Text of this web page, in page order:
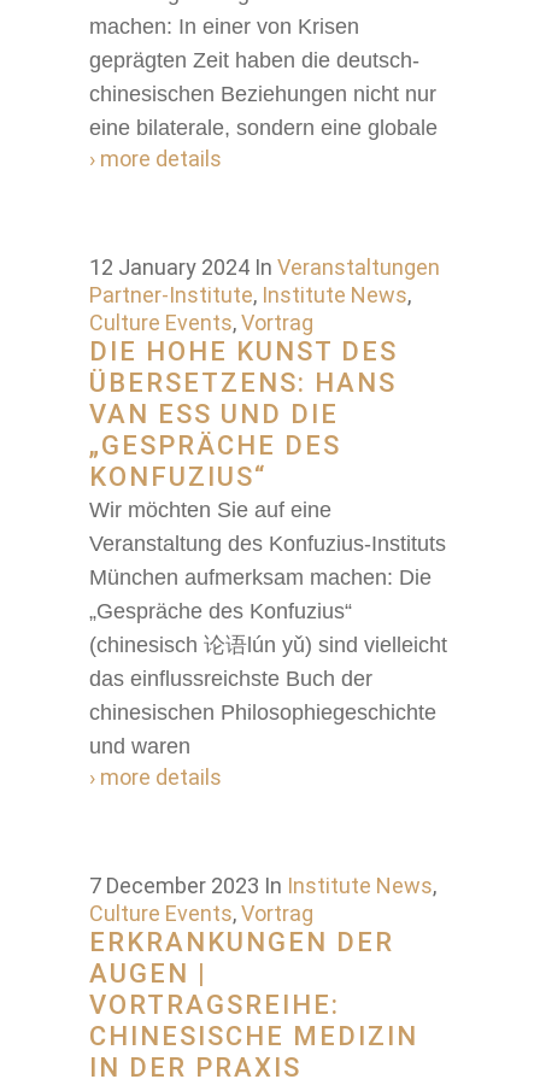
machen: In einer von Krisen
geprägten Zeit haben die deutsch-
chinesischen Beziehungen nicht nur
eine bilaterale, sondern eine globale
› more details
12 January 2024 In Veranstaltungen
Partner-Institute, Institute News,
Culture Events,Vortrag
DIE HOHE KUNST DES
ÜBERSETZENS: HANS
VAN ESS UND DIE
„GESPRÄCHE DES
KONFUZIUS“
Wir möchten Sie auf eine
Veranstaltung des Konfuzius-Instituts
München aufmerksam machen: Die
„Gespräche des Konfuzius“
(chinesisch 论语lún yǔ) sind vielleicht
das einflussreichste Buch der
chinesischen Philosophiegeschichte
und waren
› more details
7 December 2023 In Institute News,
Culture Events,Vortrag
ERKRANKUNGEN DER
AUGEN |
VORTRAGSREIHE:
CHINESISCHE MEDIZIN
IN DER PRAXIS